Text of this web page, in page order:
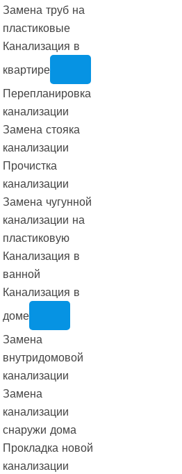
Замена труб на
пластиковые
Канализация в
квартире
Перепланировка
канализации
Замена стояка
канализации
Прочистка
канализации
Замена чугунной
канализации на
пластиковую
Канализация в
ванной
Канализация в
доме
Замена
внутридомовой
канализации
Замена
канализации
снаружи дома
Прокладка новой
канализации